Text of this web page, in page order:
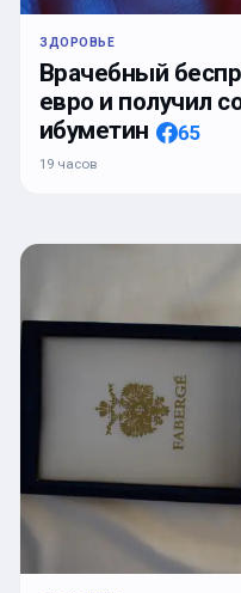
ЗДОРОВЬЕ
Врачебный
евро и получил
ибуметин
65
19 часов